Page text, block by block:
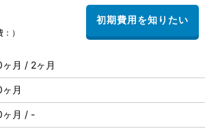
）
ヶ月 / 2ヶ月
月
ヶ月 / -